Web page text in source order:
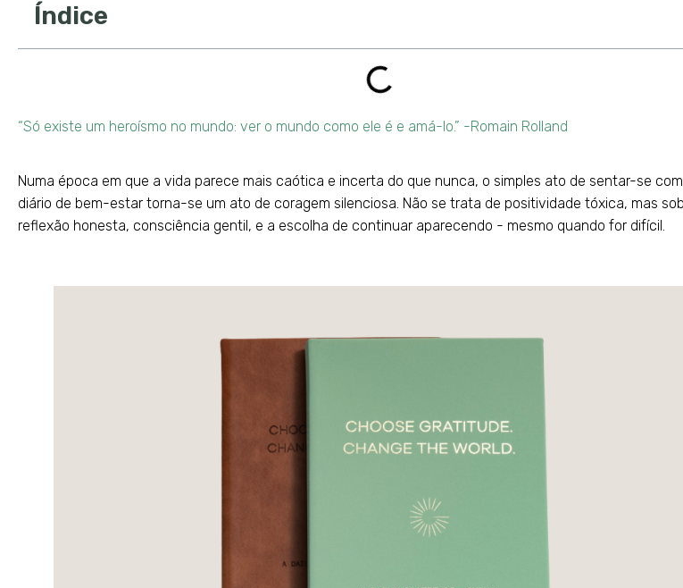
Índice
“Só existe um heroísmo no mundo: ver o mundo como ele é e amá-lo.” -Romain Rolland
Numa época em que a vida parece mais caótica e incerta do que nunca, o simples ato de sentar-se
diário de bem-estar torna-se um ato de coragem silenciosa. Não se trata de positividade tóxica, mas
reflexão honesta, consciência gentil, e a escolha de continuar aparecendo - mesmo quando for difícil.